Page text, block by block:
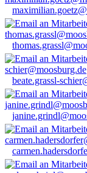
beate.grassl-